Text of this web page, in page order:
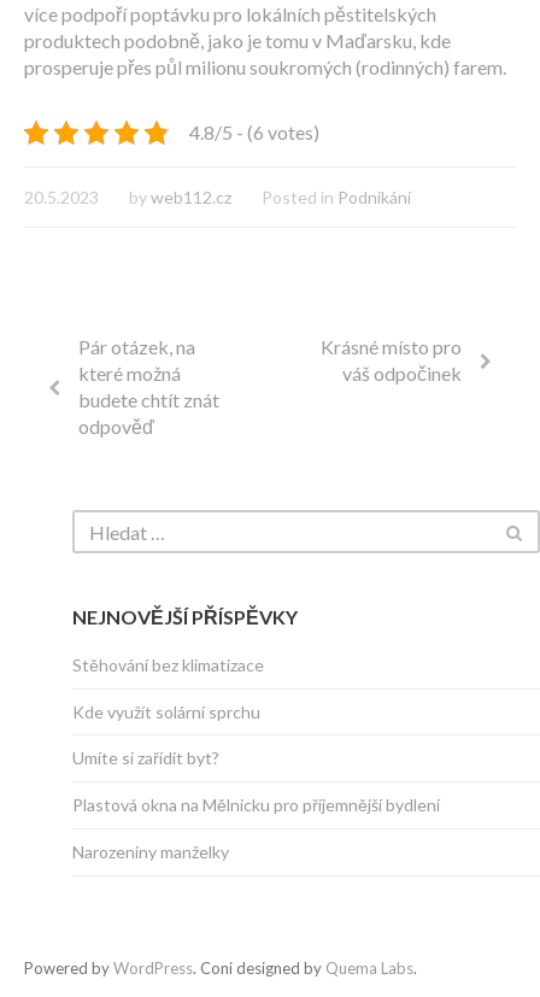
více podpoří poptávku pro lokálních pěstitelských
produktech podobně, jako je tomu v Maďarsku, kde
prosperuje přes půl milionu soukromých (rodinných) farem.
4.8/5 - (6 votes)
20.5.2023 byweb112.cz Posted in Podnikání
Pár otázek, na
které možná
budete chtít znát
odpověď
Krásné místo pro
váš odpočinek
NEJNOVĚJŠÍ PŘÍSPĚVKY
Stěhování bez klimatizace
Kde využít solární sprchu
Umíte si zařídit byt?
Plastová okna na Mělnicku pro příjemnější bydlení
Narozeniny manželky
Powered byWordPress. Coni designed by Quema Labs.